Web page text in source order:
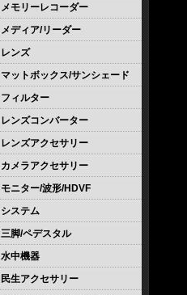
メモリーレコーダー
メディア/リーダー
レンズ
マットボックス/サンシェード
フィルター
レンズコンバーター
レンズアクセサリー
カメラアクセサリー
モニター/波形/HDVF
システム
三脚/ペデスタル
水中機器
民生アクセサリー